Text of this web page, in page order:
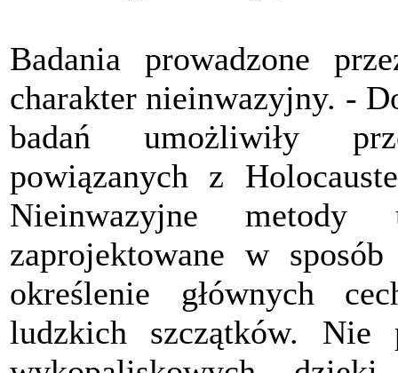
Badania prowadzone
charakter nieinwazyjny. -
badań umożliwiły
powiązanych z
Nieinwazyjne
zaprojektowane w
określenie głównych
ludzkich szczątków. Nie